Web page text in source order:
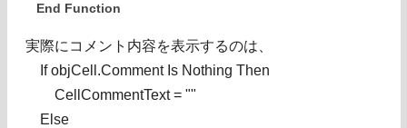
End Function
実際にコメント内容を表示するのは、
If objCell.Comment Is Nothing Then
CellCommentText = ""
Else